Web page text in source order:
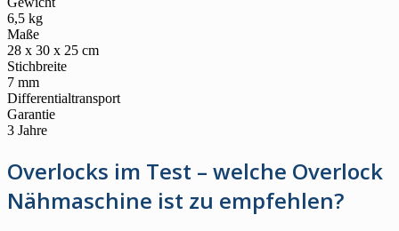
6,5 kg
Maße
28 x 30 x 25 cm
Stichbreite
7 mm
Differentialtransport
Garantie
3 Jahre
Overlocks im Test – welche Overlock
Nähmaschine ist zu empfehlen?